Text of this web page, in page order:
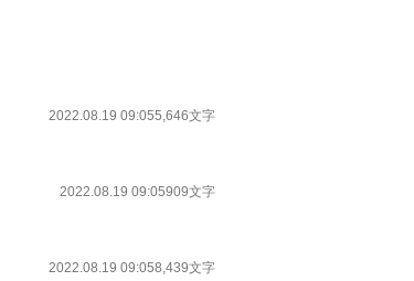
2022.08.19 09:055,646文字
2022.08.19 09:05909文字
2022.08.19 09:058,439文字